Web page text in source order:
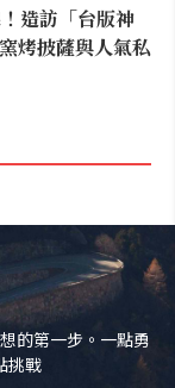
造訪「台版神
烤披薩與人氣私
的第一步。一點勇
挑戰